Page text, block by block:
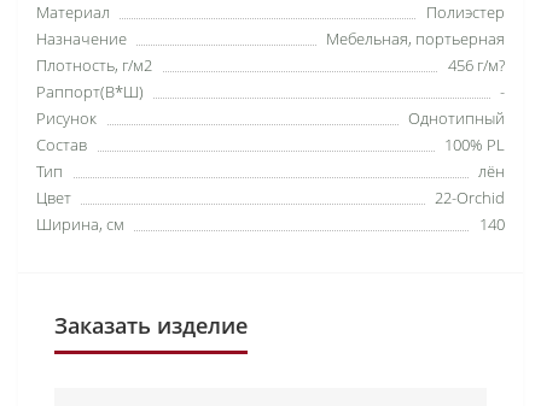
Материал
Полиэстер
Назначение
Мебельная, портьерная
Плотность, г/м2
456 г/м?
Раппорт(В*Ш)
-
Рисунок
Однотипный
Состав
100% PL
Тип
лён
Цвет
22-Orchid
Ширина, см
140
Заказать изделие